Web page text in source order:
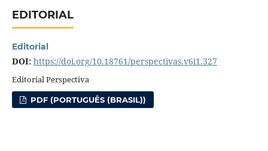
EDITORIAL
Editorial
DOI: https://doi.org/10.18761/perspectivas.v6i1.327
Editorial Perspectiva
PDF (PORTUGUÊS (BRASIL))